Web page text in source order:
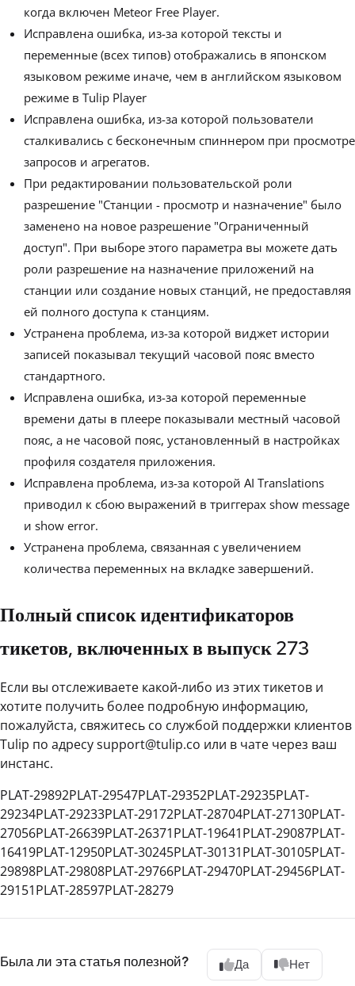
когда включен Meteor Free Player.
Исправлена ошибка, из-за которой тексты и
переменные (всех типов) отображались в японском
языковом режиме иначе, чем в английском языковом
режиме в Tulip Player
Исправлена ошибка, из-за которой пользователи
сталкивались с бесконечным спиннером при просмотре
запросов и агрегатов.
При редактировании пользовательской роли
разрешение "Станции - просмотр и назначение" было
заменено на новое разрешение "Ограниченный
доступ". При выборе этого параметра вы можете дать
роли разрешение на назначение приложений на
станции или создание новых станций, не предоставляя
ей полного доступа к станциям.
Устранена проблема, из-за которой виджет истории
записей показывал текущий часовой пояс вместо
стандартного.
Исправлена ошибка, из-за которой переменные
времени даты в плеере показывали местный часовой
пояс, а не часовой пояс, установленный в настройках
профиля создателя приложения.
Исправлена проблема, из-за которой AI Translations
приводил к сбою выражений в триггерах show message
и show error.
Устранена проблема, связанная с увеличением
количества переменных на вкладке завершений.
Полный список идентификаторов
тикетов, включенных в выпуск 273
Если вы отслеживаете какой-либо из этих тикетов и
хотите получить более подробную информацию,
пожалуйста, свяжитесь со службой поддержки клиентов
Tulip по адресу support@tulip.co или в чате через ваш
инстанс.
PLAT-29892PLAT-29547PLAT-29352PLAT-29235PLAT-
29234PLAT-29233PLAT-29172PLAT-28704PLAT-27130PLAT-
27056PLAT-26639PLAT-26371PLAT-19641PLAT-29087PLAT-
16419PLAT-12950PLAT-30245PLAT-30131PLAT-30105PLAT-
29898PLAT-29808PLAT-29766PLAT-29470PLAT-29456PLAT-
29151PLAT-28597PLAT-28279
Была ли эта статья полезной? Да Нет